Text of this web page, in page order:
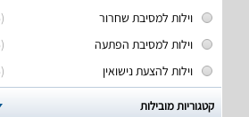
(5)
וילות למסיבת שחרור
(5)
וילות למסיבת הפתעה
(5)
וילות להצעת נישואין
קטגוריות מובילות